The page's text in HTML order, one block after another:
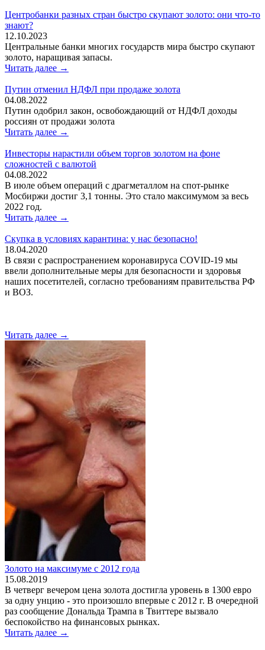
Центробанки разных стран быстро скупают золото: они что-то
знают?
12.10.2023
Центральные банки многих государств мира быстро скупают
золото, наращивая запасы.
Читать далее →
Путин отменил НДФЛ при продаже золота
04.08.2022
Путин одобрил закон, освобождающий от НДФЛ доходы
россиян от продажи золота
Читать далее →
Инвесторы нарастили объем торгов золотом на фоне
сложностей с валютой
04.08.2022
В июле объем операций с драгметаллом на спот-рынке
Мосбиржи достиг 3,1 тонны. Это стало максимумом за весь
2022 год.
Читать далее →
Скупка в условиях карантина: у нас безопасно!
18.04.2020
В связи с распространением коронавируса COVID-19 мы
ввели дополнительные меры для безопасности и здоровья
наших посетителей, согласно требованиям правительства РФ
и ВОЗ.
Читать далее →
Золото на максимуме с 2012 года
15.08.2019
В четверг вечером цена золота достигла уровень в 1300 евро
за одну унцию - это произошло впервые с 2012 г. В очередной
раз сообщение Дональда Трампа в Твиттере вызвало
беспокойство на финансовых рынках.
Читать далее →